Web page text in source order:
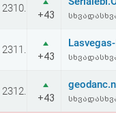
2310.
+43
2311.
+43
2312.
+43